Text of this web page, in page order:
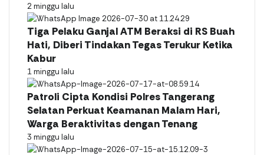
2 minggu lalu
Tiga Pelaku Ganjal ATM Beraksi di RS Buah
Hati, Diberi Tindakan Tegas Terukur Ketika
Kabur
1 minggu lalu
Patroli Cipta Kondisi Polres Tangerang
Selatan Perkuat Keamanan Malam Hari,
Warga Beraktivitas dengan Tenang
3 minggu lalu